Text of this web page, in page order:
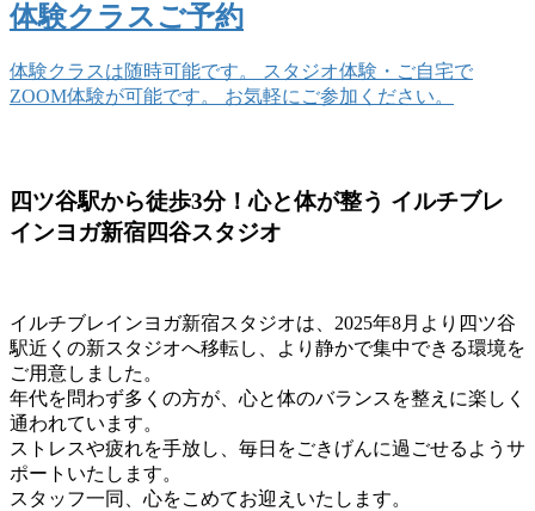
体験クラスご予約
体験クラスは随時可能です。 スタジオ体験・ご自宅で
ZOOM体験が可能です。 お気軽にご参加ください。
四ツ谷駅から徒歩3分！心と体が整う イルチブレ
インヨガ新宿四谷スタジオ
イルチブレインヨガ新宿スタジオは、2025年8月より四ツ谷
駅近くの新スタジオへ移転し、より静かで集中できる環境を
ご用意しました。
年代を問わず多くの方が、心と体のバランスを整えに楽しく
通われています。
ストレスや疲れを手放し、毎日をごきげんに過ごせるようサ
ポートいたします。
スタッフ一同、心をこめてお迎えいたします。